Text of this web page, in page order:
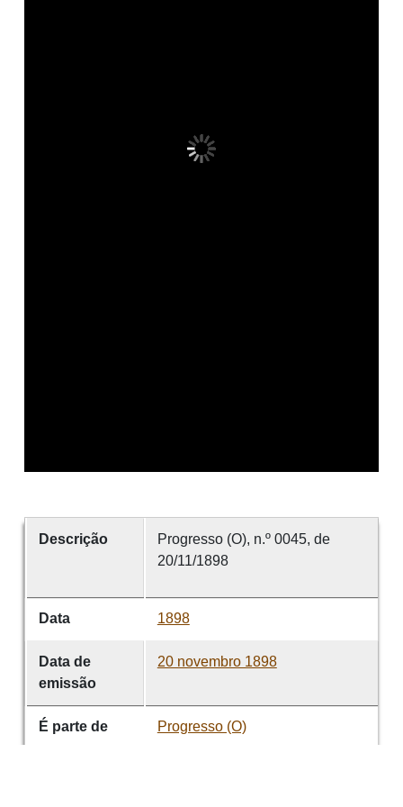
Descrição
Progresso (O), n.º 0045, de
20/11/1898
Data 1898
Data de
emissão
20 novembro 1898
É parte de Progresso (O)